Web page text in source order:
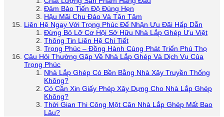
Đảm Bảo Tiến Độ Đúng Hẹn
Hậu Mãi Chu Đáo Và Tận Tâm
Liên Hệ Ngay Với Trọng Phúc Để Nhận Ưu Đãi Hấp Dẫn
Đừng Bỏ Lỡ Cơ Hội Sở Hữu Nhà Lắp Ghép Ưu Việt
Thông Tin Liên Hệ Chi Tiết
Trọng Phúc – Đồng Hành Cùng Phát Triển Phú Thọ
Câu Hỏi Thường Gặp Về Nhà Lắp Ghép Và Dịch Vụ Của
Trọng Phúc
Nhà Lắp Ghép Có Bền Bằng Nhà Xây Truyền Thống
Không?
Có Cần Xin Giấy Phép Xây Dựng Cho Nhà Lắp Ghép
Không?
Thời Gian Thi Công Một Căn Nhà Lắp Ghép Mất Bao
Lâu?